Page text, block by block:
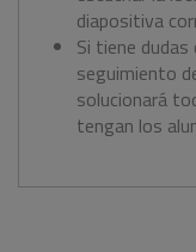
diapositiva
Si tiene
seguimiento
solucionará
tengan los